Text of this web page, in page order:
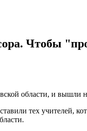
Чтобы
области, и вышли
тех учителей,